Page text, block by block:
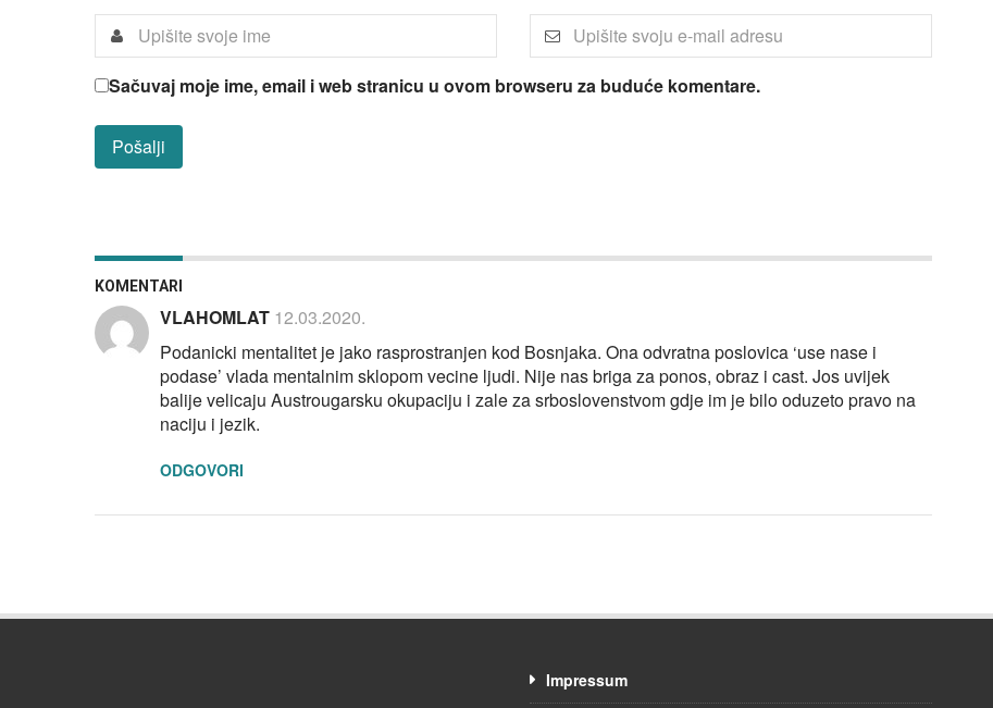
Sačuvaj moje ime, email i web stranicu u ovom browseru za buduće komentare.
KOMENTARI
VLAHOMLAT 12.03.2020.
Podanicki mentalitet je jako rasprostranjen kod Bosnjaka. Ona odvratna poslovica ‘use nase i
podase’ vlada mentalnim sklopom vecine ljudi. Nije nas briga za ponos, obraz i cast. Jos uvijek
balije velicaju Austrougarsku okupaciju i zale za srboslovenstvom gdje im je bilo oduzeto pravo na
naciju i jezik.
ODGOVORI
Impressum